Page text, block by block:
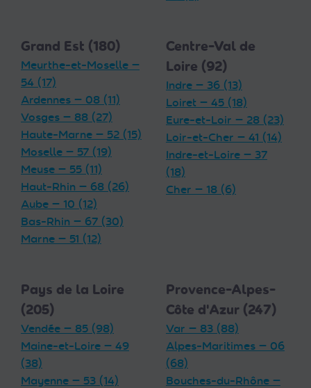
Grand Est (180)
Meurthe-et-Moselle —
54 (17)
Ardennes — 08 (11)
Vosges — 88 (27)
Haute-Marne — 52 (15)
Moselle — 57 (19)
Meuse — 55 (11)
Haut-Rhin — 68 (26)
Aube — 10 (12)
Bas-Rhin — 67 (30)
Marne — 51 (12)
Centre-Val de
Loire (92)
Indre — 36 (13)
Loiret — 45 (18)
Eure-et-Loir — 28 (23)
Loir-et-Cher — 41 (14)
Indre-et-Loire — 37
(18)
Cher — 18 (6)
Pays de la Loire
(205)
Vendée — 85 (98)
Maine-et-Loire — 49
(38)
Mayenne — 53 (14)
Provence-Alpes-
Côte d'Azur (247)
Var — 83 (88)
Alpes-Maritimes — 06
(68)
Bouches-du-Rhône —